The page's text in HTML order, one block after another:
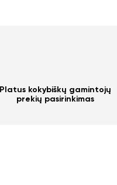
Platus kokybiškų gamintojų
prekių pasirinkimas